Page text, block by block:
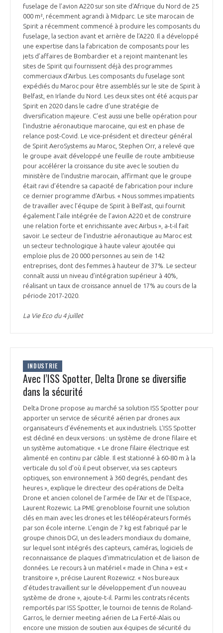
fuselage de l’avion A220 sur son site d’Afrique du Nord de 25
000 m², récemment agrandi à Midparc. Le site marocain de
Spirit a récemment commencé à produire les composants du
fuselage, la section avant et arrière de l’A220. Il a développé
une expertise dans la fabrication de composants pour les
jets d’affaires de Bombardier et a rejoint maintenant les
sites de Spirit qui fournissent déjà des programmes
commerciaux d’Airbus. Les composants du fuselage sont
expédiés du Maroc pour être assemblés sur le site de Spirit à
Belfast, en Irlande du Nord. Les deux sites ont été acquis par
Spirit en 2020 dans le cadre d’une stratégie de
diversification majeure. C’est aussi une belle opération pour
l’industrie aéronautique marocaine, qui est en phase de
relance post-Covid. Le vice-président et directeur général
de Spirit AeroSystems au Maroc, Stephen Orr, a relevé que
le groupe avait développé une feuille de route ambitieuse
pour accélérer la croissance du site avec le soutien du
ministère de l’industrie marocain, affirmant que le groupe
était ravi d’étendre sa capacité de fabrication pour inclure
ce dernier programme d’Airbus. « Nous sommes impatients
de travailler avec l’équipe de Spirit à Belfast, qui fournit
également l’aile intégrée de l’avion A220 et de construire
une relation forte et enrichissante avec Airbus », a-t-il fait
savoir. Le secteur de l’industrie aéronautique au Maroc est
un secteur technologique à haute valeur ajoutée qui
emploie plus de 20 000 personnes au sein de 142
entreprises, dont des femmes à hauteur de 37%. Le secteur
connaît aussi un niveau d’intégration supérieur à 40%,
réalisant un taux de croissance annuel de 17% au cours de la
période 2017-2020.
La Vie Eco du 4 juillet
INDUSTRIE
Avec l’ISS Spotter, Delta Drone se diversifie
dans la sécurité
Delta Drone propose au marché sa solution ISS Spotter pour
apporter un service de sécurité aérien par drones aux
organisateurs d’événements et aux industriels. L’ISS Spotter
est décliné en deux versions : un système de drone filaire et
un système automatique. « Le drone filaire électrique est
alimenté en continu par câble. Il est stationné à 60-80 m à la
verticale du sol d’où il peut observer, via ses capteurs
optiques, son environnement à 360 degrés, pendant des
heures », explique le directeur des opérations de Delta
Drone et ancien colonel de l’armée de l’Air et de l’Espace,
Laurent Rozewic. La PME grenobloise fournit une solution
clés en main avec les drones et les téléopérateurs formés
par son école interne. L’engin de 7 kg est fabriqué par le
groupe chinois DGI, un des leaders mondiaux du domaine,
sur lequel sont intégrés des capteurs, caméras, logiciels de
reconnaissance de plaques d’immatriculation et de liaison de
données. Le recours à un matériel « made in China » est «
transitoire », précise Laurent Rozewicz. « Nos bureaux
d’études travaillent sur le développement d’un nouveau
système de drone », ajoute-t-il. Parmi les contrats récents
remportés par ISS Spotter, le tournoi de tennis de Roland-
Garros, le dernier meeting aérien de La Ferté-Alais ou
encore une mission de soutien aux équipes de sécurité du